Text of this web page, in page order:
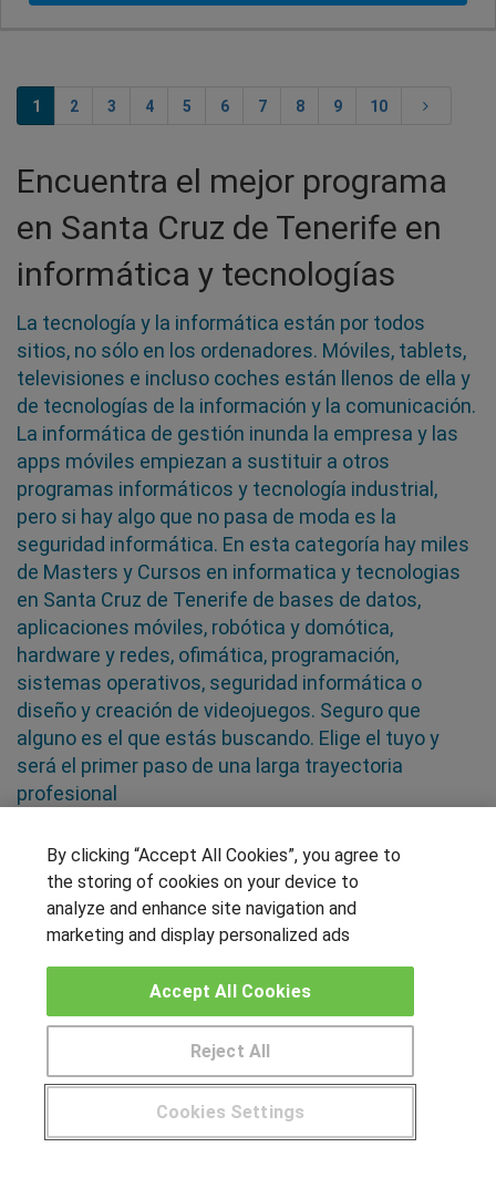
1 2 3 4 5 6 7 8 9 10
Encuentra el mejor programa
en Santa Cruz de Tenerife en
informática y tecnologías
La tecnología y la informática están por todos
sitios, no sólo en los ordenadores. Móviles, tablets,
televisiones e incluso coches están llenos de ella y
de tecnologías de la información y la comunicación.
La informática de gestión inunda la empresa y las
apps móviles empiezan a sustituir a otros
programas informáticos y tecnología industrial,
pero si hay algo que no pasa de moda es la
seguridad informática. En esta categoría hay miles
de Masters y Cursos en informatica y tecnologias
en Santa Cruz de Tenerife de bases de datos,
aplicaciones móviles, robótica y domótica,
hardware y redes, ofimática, programación,
sistemas operativos, seguridad informática o
diseño y creación de videojuegos. Seguro que
alguno es el que estás buscando. Elige el tuyo y
será el primer paso de una larga trayectoria
profesional
SÍGUENOS EN LAS REDES
Muro de los idiomas
Hablemos de empleo
CENTROS DE FORMACIÓN
¿Tienes alguna duda? 900 264 357
By clicking “Accept All Cookies”, you agree to
the storing of cookies on your device to
analyze and enhance site navigation and
marketing and display personalized ads
Cookies Settings
Reject All
Accept All Cookies